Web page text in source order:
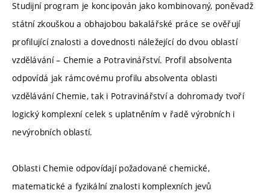
Studijní program je koncipován jako kombinovaný, poněvadž
státní zkouškou a obhajobou bakalářské práce se ověřují
profilující znalosti a dovednosti náležející do dvou oblastí
vzdělávání – Chemie a Potravinářství. Profil absolventa
odpovídá jak rámcovému profilu absolventa oblasti
vzdělávání Chemie, tak i Potravinářství a dohromady tvoří
logický komplexní celek s uplatněním v řadě výrobních i
nevýrobních oblastí.
Oblasti Chemie odpovídají požadované chemické,
matematické a fyzikální znalosti komplexních jevů